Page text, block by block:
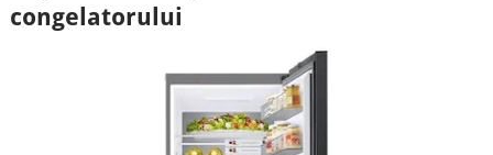
congelatorului